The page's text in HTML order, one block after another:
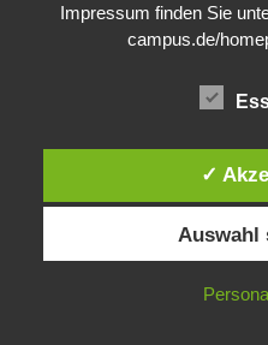
Impressum finden Sie
campus.de/
✓
Auswahl